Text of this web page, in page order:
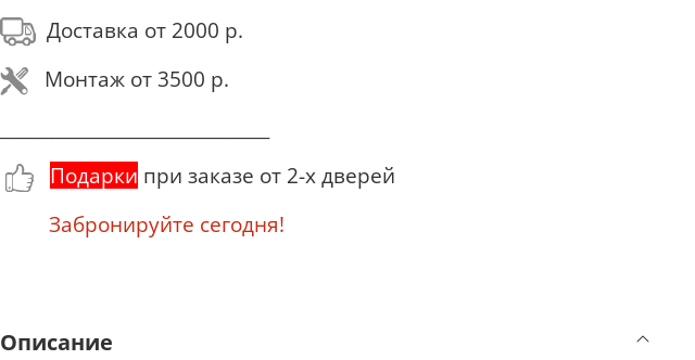
Доставка от 2000 р.
Монтаж от 3500 р.
Подарки при заказе от 2-х дверей
Забронируйте сегодня!
Описание